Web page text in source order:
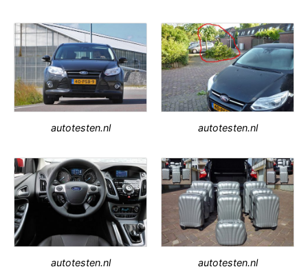
autotesten.nl autotesten.nl
autotesten.nl autotesten.nl